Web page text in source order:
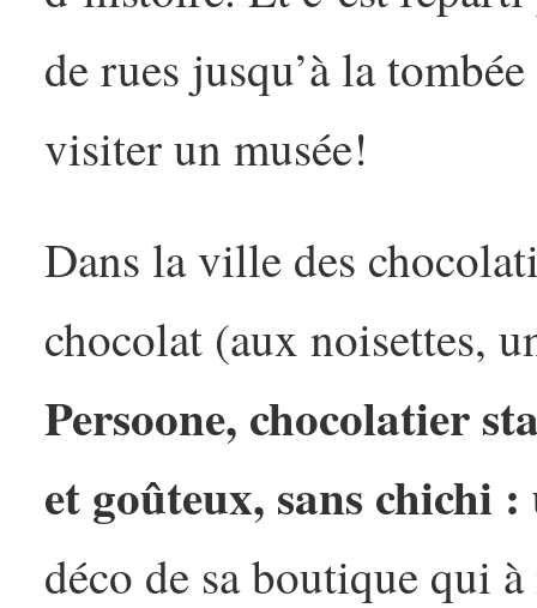
de rues jusqu’à la
visiter un musée!
Dans la ville des
chocolat (aux noisettes,
Persoone, chocolatier
et goûteux, sans chichi
déco de sa boutique qui